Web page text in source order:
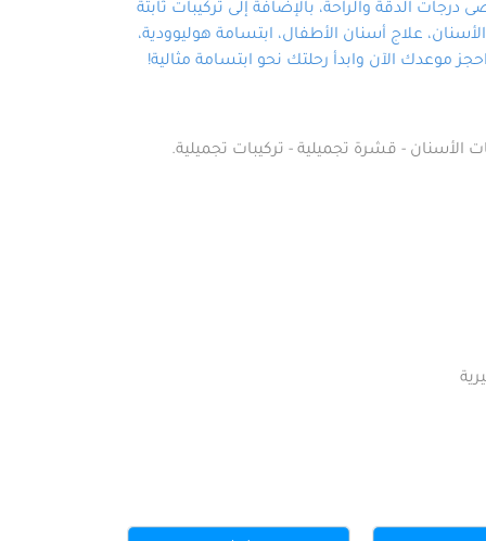
الدقة والراحة، بالإضافة إلى تركيبات ثابتة
علاج أسنان الأطفال، ابتسامة هوليوودية،
موعدك الآن وابدأ رحلتك نحو ابتسامة مثالية!
الأسنان - قشرة تجميلية - تركيبات تجميلية.